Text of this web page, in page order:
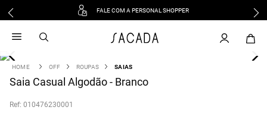
FALE COM A PERSONAL SHOPPER
OFF ROUPAS SAIAS
Saia Casual Algodão - Branco
: 010476230001
vestido
3 º blusa
º tricot